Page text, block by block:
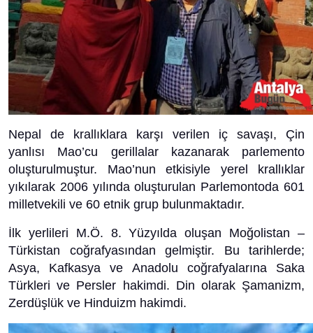
Nepal de krallıklara karşı verilen iç savaşı, Çin
yanlısı Mao’cu gerillalar kazanarak parlemento
oluşturulmuştur. Mao’nun etkisiyle yerel krallıklar
yıkılarak 2006 yılında oluşturulan Parlemontoda 601
milletvekili ve 60 etnik grup bulunmaktadır.
İlk yerlileri M.Ö. 8. Yüzyılda oluşan Moğolistan –
Türkistan coğrafyasından gelmiştir. Bu tarihlerde;
Asya, Kafkasya ve Anadolu coğrafyalarına Saka
Türkleri ve Persler hakimdi. Din olarak Şamanizm,
Zerdüşlük ve Hinduizm hakimdi.